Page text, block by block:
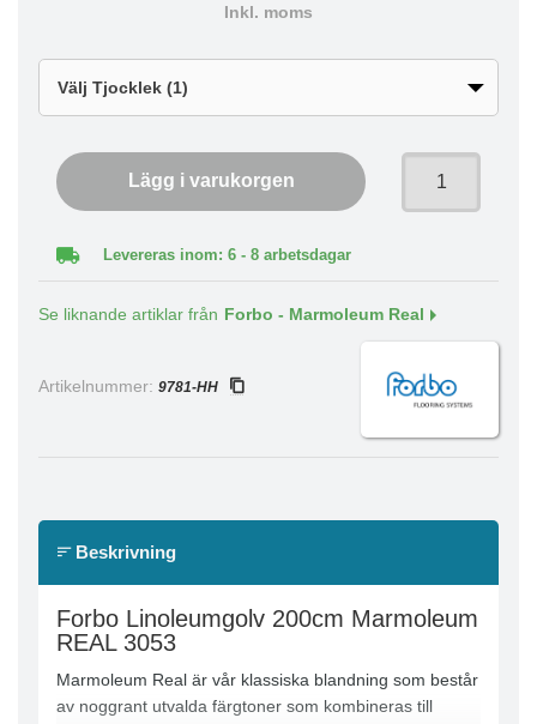
Inkl. moms
Lägg i varukorgen
Levereras inom: 6 - 8 arbetsdagar
Se liknande artiklar från Forbo - Marmoleum Real
Artikelnummer: 9781-HH
Beskrivning
Forbo Linoleumgolv 200cm Marmoleum
REAL 3053
Marmoleum Real är vår klassiska blandning som består
av noggrant utvalda färgtoner som kombineras till